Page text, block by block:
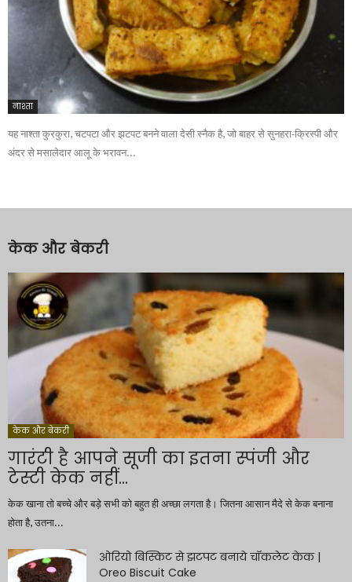
नाश्ता
यह नाश्ता कुरकुरा, चटपटा और झटपट बनने वाला देसी स्नैक है, जो बाहर से सुनहरा-क्रिस्पी और
अंदर से मसालेदार आलू के भरावन...
केक और बेकरी
केक और बेकरी
गारंटी है आपने सूजी का इतना स्पंजी और
टेस्टी केक नहीं...
केक खाना तो बच्चे और बड़े सभी को बहुत ही अच्छा लगता है। जितना आसान मैदे से केक बनाना
होता है, उतना...
ओरियो बिस्किट से झटपट बनाये चॉकलेट केक |
Oreo Biscuit Cake